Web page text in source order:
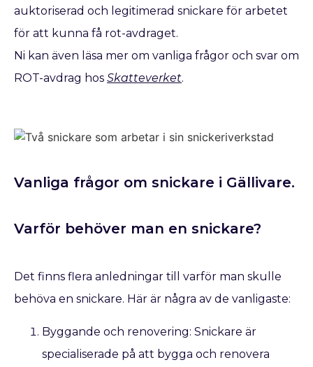
auktoriserad och legitimerad snickare för arbetet
för att kunna få rot-avdraget.
Ni kan även läsa mer om vanliga frågor och svar om
ROT-avdrag hos Skatteverket.
Vanliga frågor om snickare i Gällivare.
Varför behöver man en snickare?
Det finns flera anledningar till varför man skulle
behöva en snickare. Här är några av de vanligaste:
Byggande och renovering: Snickare är
specialiserade på att bygga och renovera